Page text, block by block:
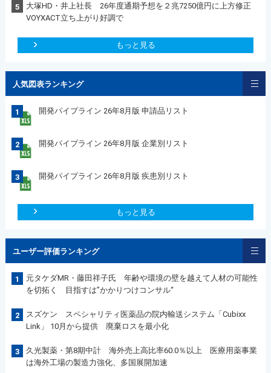
5
大塚HD・井上社長 26年度通期予想を２兆7250億円に上方修正
VOYXACT立ち上がり好調で
もっと見る
人気図表ランキング
1 開発パイプライン 26年8月版 申請品リスト
2 開発パイプライン 26年8月版 企業別リスト
3 開発パイプライン 26年8月版 疾患別リスト
もっと見る
ユーザー評価ランキング
1
元タケダMR・藤田祥子氏 年齢や環境の壁を越えて人材の可能性
を切拓く 目指すは”かかりつけコンサル“
2
スズケン スペシャリティ医薬品の院内輸送システム「Cubixx
Link」 10月から提供 廃棄ロスを最小化
3
久光製薬・第8期中計 海外売上高比率60.0％以上 医療用薬事業
は海外工場の製造力強化、多国展開加速